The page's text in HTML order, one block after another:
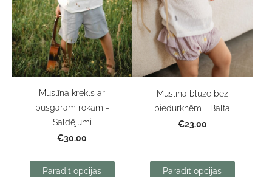
Muslīna krekls ar
pusgarām rokām -
Saldējumi
€30.00
Parādīt opcijas
Muslīna blūze bez
piedurknēm - Balta
€23.00
Parādīt opcijas